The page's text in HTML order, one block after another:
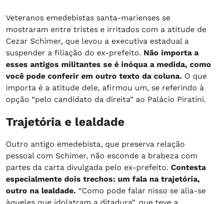
Veteranos emedebistas santa-marienses se
mostraram entre tristes e irritados com a atitude de
Cezar Schimer, que levou a executiva estadual a
suspender a filiação do ex-prefeito. Não importa a
esses antigos militantes se é inóqua a medida, como
você pode conferir em outro texto da coluna. O que
importa é a atitude dele, afirmou um, se referindo à
opção “pelo candidato da direita” ao Palácio Piratini.
Trajetória e lealdade
Outro antigo emedebista, que preserva relação
pessoal com Schimer, não esconde a brabeza com
partes da carta divulgada pelo ex-prefeito. Contesta
especialmente dois trechos: um fala na trajetória,
outro na lealdade. “Como pode falar nisso se alia-se